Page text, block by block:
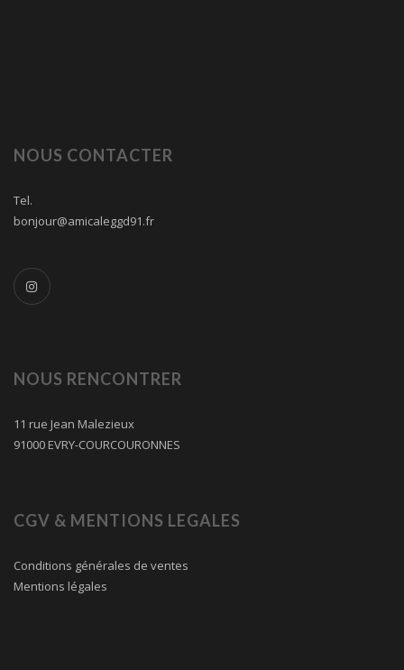
NOUS CONTACTER
Tel.
bonjour@amicaleggd91.fr
NOUS RENCONTRER
11 rue Jean Malezieux
91000 EVRY-COURCOURONNES
CGV & MENTIONS LEGALES
Conditions générales de ventes
Mentions légales